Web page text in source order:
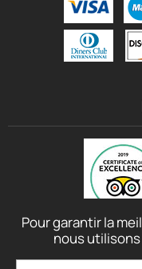
Pour garantir la
nous